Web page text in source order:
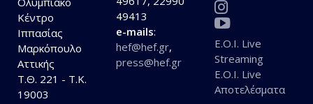
Κέντρο
Ιππασίας
Μαρκόπουλο
Αττικής
Τ.Θ. 221 - Τ.Κ.
19003
49413
e-mails:
hef@hef.gr,
press@hef.gr
E.O.I. Live
Streaming
E.O.I. Live
Αποτελέσματα